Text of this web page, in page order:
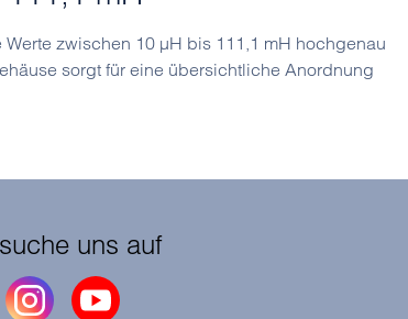
zwischen 10 µH bis 111,1 mH hochgenau
sorgt für eine übersichtliche Anordnung
uns auf